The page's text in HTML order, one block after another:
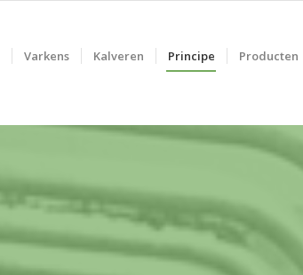
Varkens Kalveren Principe Producten